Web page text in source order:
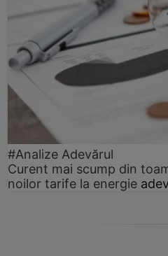
#Analize Adevărul
Curent mai scump din
noilor tarife la energie